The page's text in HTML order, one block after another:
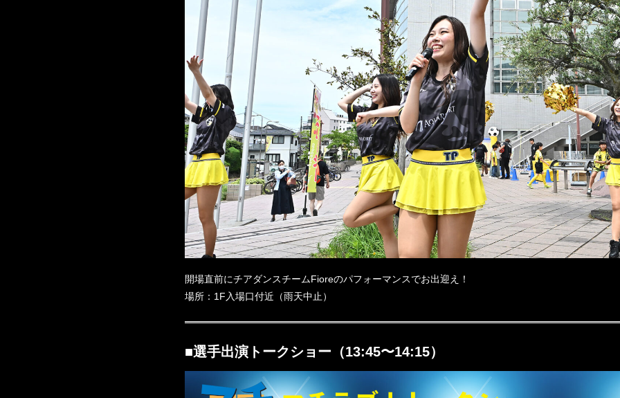
開場直前にチアダンスチームFioreのパフォーマンスでお出迎え！
場所：1F入場口付近（雨天中止）
■選手出演トークショー（13:45〜14:15）